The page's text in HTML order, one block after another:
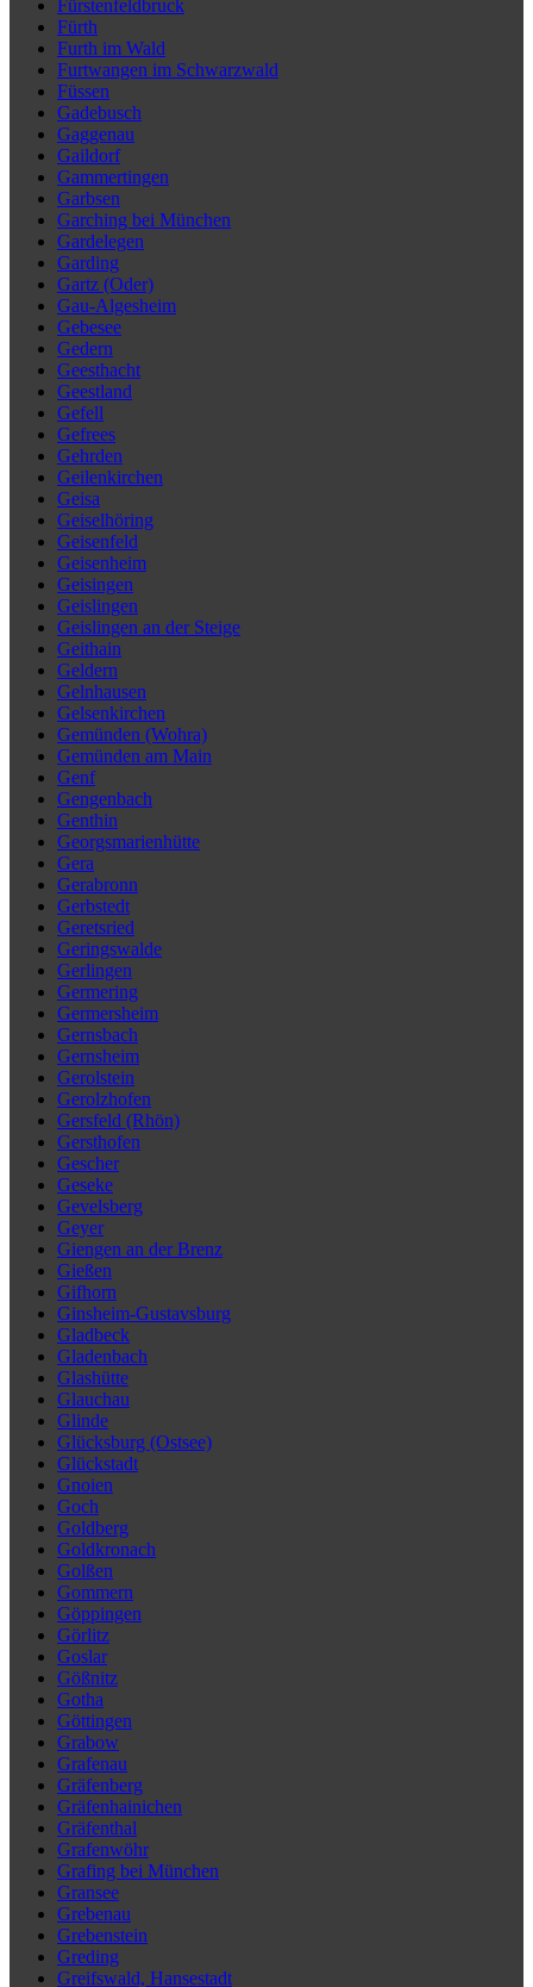
Fürstenfeldbruck
Fürth
Furth im Wald
Furtwangen im Schwarzwald
Füssen
Gadebusch
Gaggenau
Gaildorf
Gammertingen
Garbsen
Garching bei München
Gardelegen
Garding
Gartz (Oder)
Gau-Algesheim
Gebesee
Gedern
Geesthacht
Geestland
Gefell
Gefrees
Gehrden
Geilenkirchen
Geisa
Geiselhöring
Geisenfeld
Geisenheim
Geisingen
Geislingen
Geislingen an der Steige
Geithain
Geldern
Gelnhausen
Gelsenkirchen
Gemünden (Wohra)
Gemünden am Main
Genf
Gengenbach
Genthin
Georgsmarienhütte
Gera
Gerabronn
Gerbstedt
Geretsried
Geringswalde
Gerlingen
Germering
Germersheim
Gernsbach
Gernsheim
Gerolstein
Gerolzhofen
Gersfeld (Rhön)
Gersthofen
Gescher
Geseke
Gevelsberg
Geyer
Giengen an der Brenz
Gießen
Gifhorn
Ginsheim-Gustavsburg
Gladbeck
Gladenbach
Glashütte
Glauchau
Glinde
Glücksburg (Ostsee)
Glückstadt
Gnoien
Goch
Goldberg
Goldkronach
Golßen
Gommern
Göppingen
Görlitz
Goslar
Gößnitz
Gotha
Göttingen
Grabow
Grafenau
Gräfenberg
Gräfenhainichen
Gräfenthal
Grafenwöhr
Grafing bei München
Gransee
Grebenau
Grebenstein
Greding
Greifswald, Hansestadt